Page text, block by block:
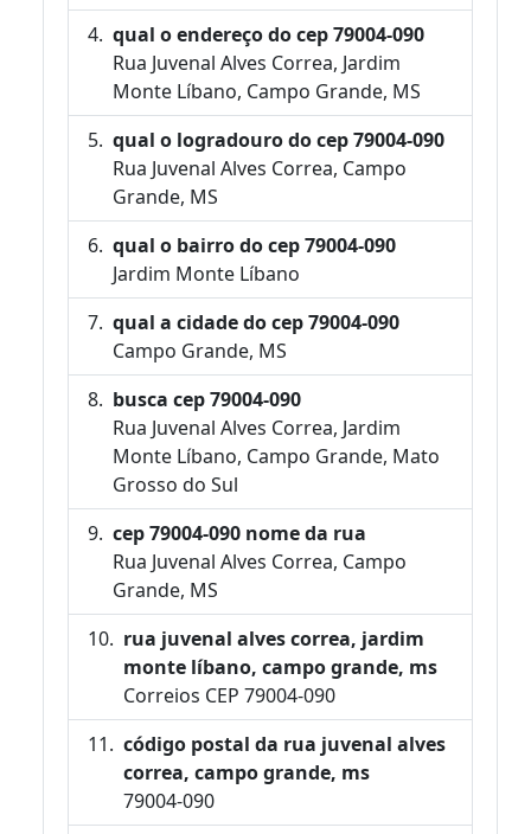
qual o endereço do cep 79004-090
Rua Juvenal Alves Correa, Jardim
Monte Líbano, Campo Grande, MS
qual o logradouro do cep 79004-090
Rua Juvenal Alves Correa, Campo
Grande, MS
qual o bairro do cep 79004-090
Jardim Monte Líbano
qual a cidade do cep 79004-090
Campo Grande, MS
busca cep 79004-090
Rua Juvenal Alves Correa, Jardim
Monte Líbano, Campo Grande, Mato
Grosso do Sul
cep 79004-090 nome da rua
Rua Juvenal Alves Correa, Campo
Grande, MS
rua juvenal alves correa, jardim
monte líbano, campo grande, ms
Correios CEP 79004-090
código postal da rua juvenal alves
correa, campo grande, ms
79004-090